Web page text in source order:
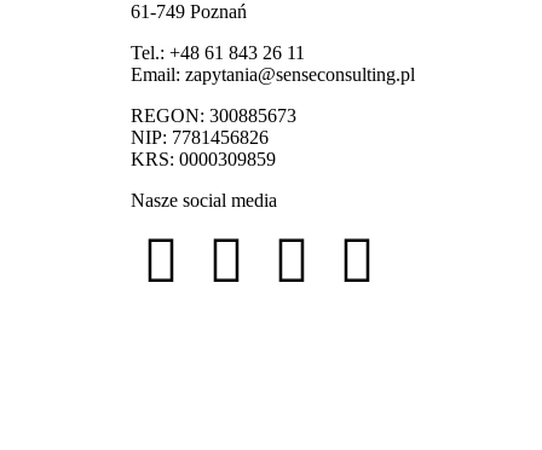
61-749 Poznań
Tel.: +48 61 843 26 11
Email: zapytania@senseconsulting.pl
REGON: 300885673
NIP: 7781456826
KRS: 0000309859
Nasze social media